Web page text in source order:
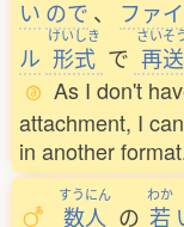
い ので 、 ファ
ル
けいしき
形式 で
さいそ
再送
As I don't
attachment, I
in another
すうにん
数人 の
わか
若